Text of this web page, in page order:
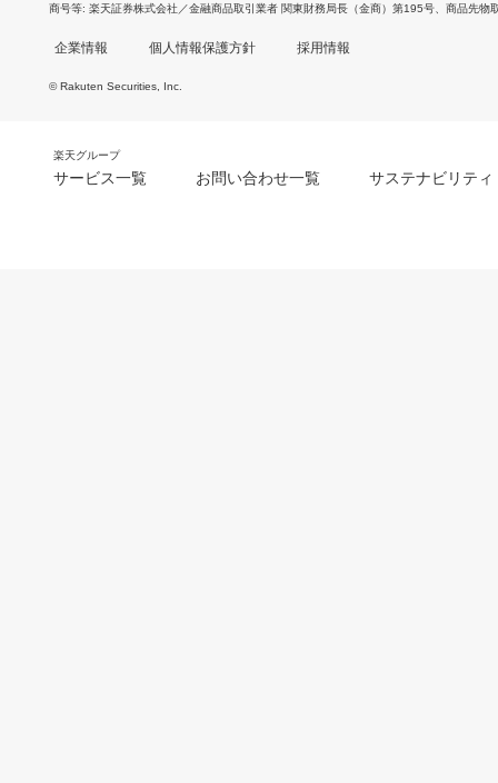
商号等 楽天証券株式会社／金融商品取引業者 関東財務局長（金商）第195号、商品先物
企業情報 個人情報保護方針 採用情報
© Rakuten Securities, Inc.
楽天グループ
サービス一覧 お問い合わせ一覧 サステナビリティ